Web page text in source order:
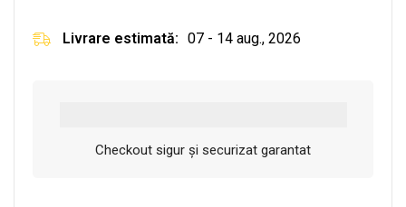
Livrare estimată: 07 - 14 aug., 2026
Checkout sigur și securizat garantat